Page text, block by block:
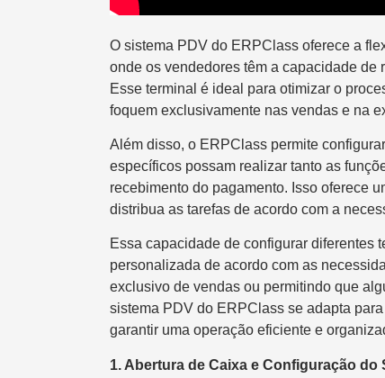
O sistema PDV do ERPClass oferece a
onde os vendedores têm a capacidade
Esse terminal é ideal para otimizar o
foquem exclusivamente nas vendas e na
Além disso, o ERPClass permite
específicos possam realizar tanto as
recebimento do pagamento. Isso oferece
distribua as tarefas de acordo com a
Essa capacidade de configurar diferentes
personalizada de acordo com as
exclusivo de vendas ou permitindo que
sistema PDV do ERPClass se adapta
garantir uma operação eficiente e
1. Abertura de Caixa e Configuração do